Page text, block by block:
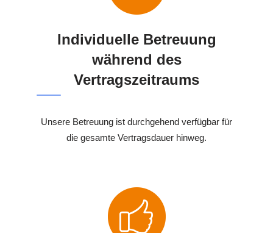
Individuelle Betreuung
während des
Vertragszeitraums
Unsere Betreuung ist durchgehend verfügbar für
die gesamte Vertragsdauer hinweg.